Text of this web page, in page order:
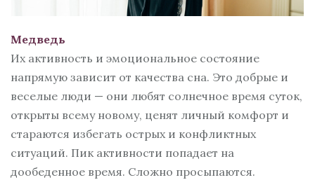
Медведь
Их активность и эмоциональное состояние
напрямую зависит от качества сна. Это добрые и
веселые люди — они любят солнечное время суток,
открыты всему новому, ценят личный комфорт и
стараются избегать острых и конфликтных
ситуаций. Пик активности попадает на
дообеденное время. Сложно просыпаются.